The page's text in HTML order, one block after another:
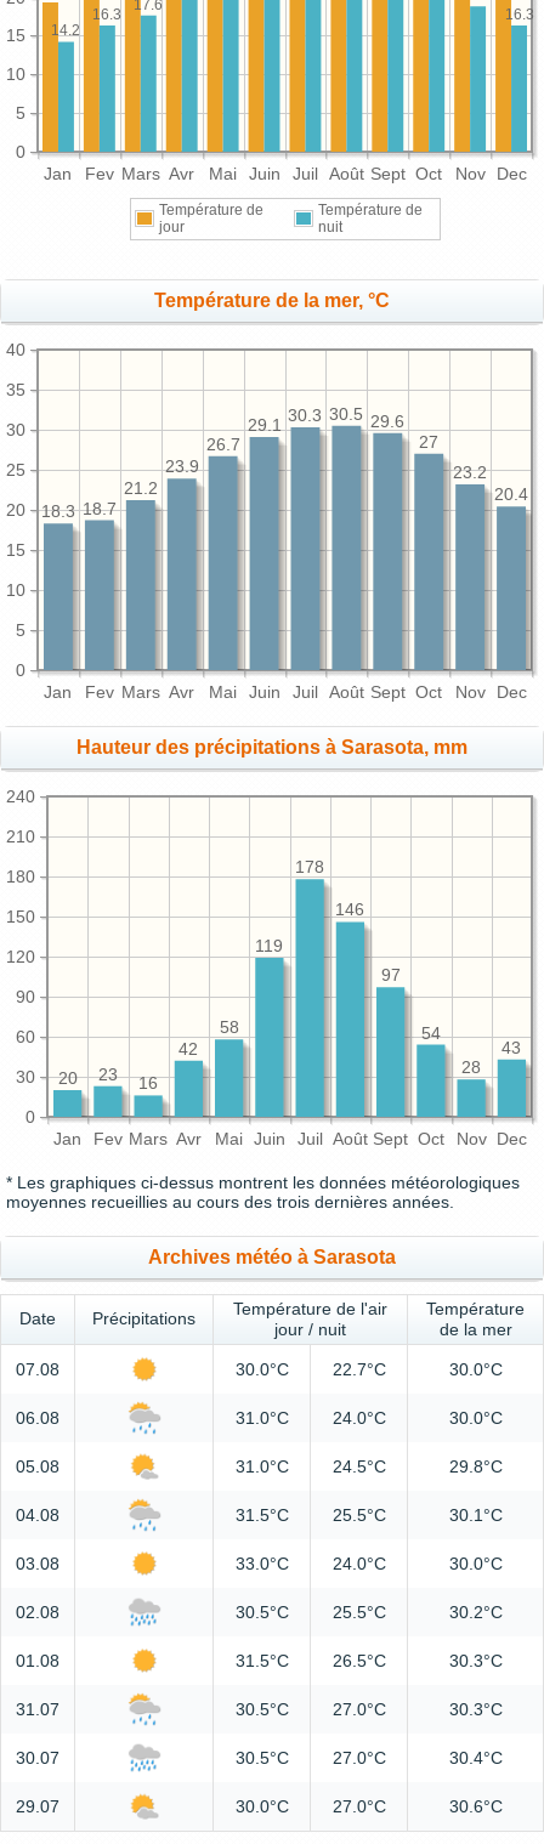
Jan Fev Mars Avr Mai Juin Juil Août Sept Oct Nov Dec
0
5
10
15
16.3
17.6
16.3
14.2
Température de
jour
Température de
nuit
Température de la mer, °C
Jan Fev Mars Avr Mai Juin Juil Août Sept Oct Nov Dec
0
5
10
15
20
25
30
35
40
20.4
23.2
27
29.6
30.5
30.3
29.1
26.7
23.9
21.2
18.7
18.3
Hauteur des précipitations à Sarasota, mm
Jan Fev Mars Avr Mai Juin Juil Août Sept Oct Nov Dec
0
30
60
90
120
150
180
210
240
43
28
54
97
146
178
119
58
42
16
23
20
* Les graphiques ci-dessus montrent les données météorologiques
moyennes recueillies au cours des trois dernières années.
Archives météo à Sarasota
Date Précipitations
Température de l'air
jour / nuit
Température
de la mer
07.08 30.0°C 22.7°C 30.0°C
06.08 31.0°C 24.0°C 30.0°C
05.08 31.0°C 24.5°C 29.8°C
04.08 31.5°C 25.5°C 30.1°C
03.08 33.0°C 24.0°C 30.0°C
02.08 30.5°C 25.5°C 30.2°C
01.08 31.5°C 26.5°C 30.3°C
31.07 30.5°C 27.0°C 30.3°C
30.07 30.5°C 27.0°C 30.4°C
29.07 30.0°C 27.0°C 30.6°C